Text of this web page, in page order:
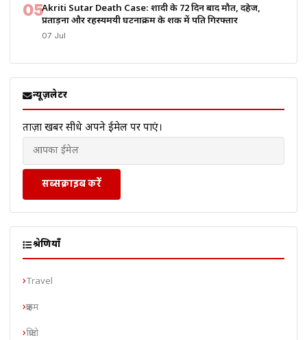
05Akriti Sutar Death Case: शादी के 72 दिन बाद मौत, दहेज,
प्रताड़ना और रहस्यमयी घटनाक्रम के शक में पति गिरफ्तार
07 Jul
न्यूज़लेटर
ताज़ा खबरें सीधे अपने ईमेल पर पाएं।
सब्सक्राइब करें
श्रेणियाँ
Travel
क्राइम
क्रिप्टो